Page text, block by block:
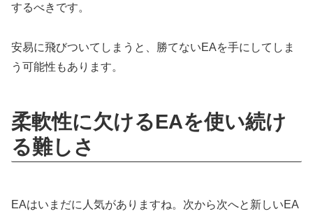
するべきです。
安易に飛びついてしまうと、勝てないEAを手にしてしま
う可能性もあります。
柔軟性に欠けるEAを使い続け
る難しさ
EAはいまだに人気がありますね。次から次へと新しいEA